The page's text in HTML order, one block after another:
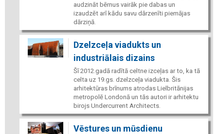
audzināt bērnus vairāk pie dabas un
izaudzēt arī kādu savu dārzenīti piemājas
dārziņā.
Dzelzceļa viadukts un
industriālais dizains
Šī 2012.gadā radītā celtne izceļas ar to, ka tā
celta uz 19.gs. dzelzceļa viadukta. Šis
arhitektūras brīnums atrodas Lielbritānijas
metropolē Londonā un tās autori ir arhitektu
birojs Undercurrent Architects.
Vēstures un mūsdienu